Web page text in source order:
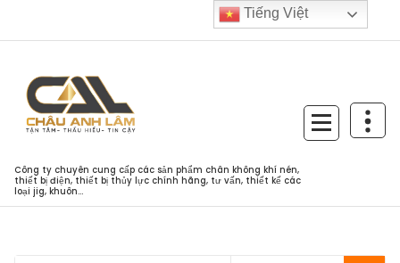
Công ty chuyên cung cấp các sản phẩm chân không khí nén,
thiết bị điện, thiết bị thủy lực chính hãng, tư vấn, thiết kế các
loại jig, khuôn...
Tiếng Việt